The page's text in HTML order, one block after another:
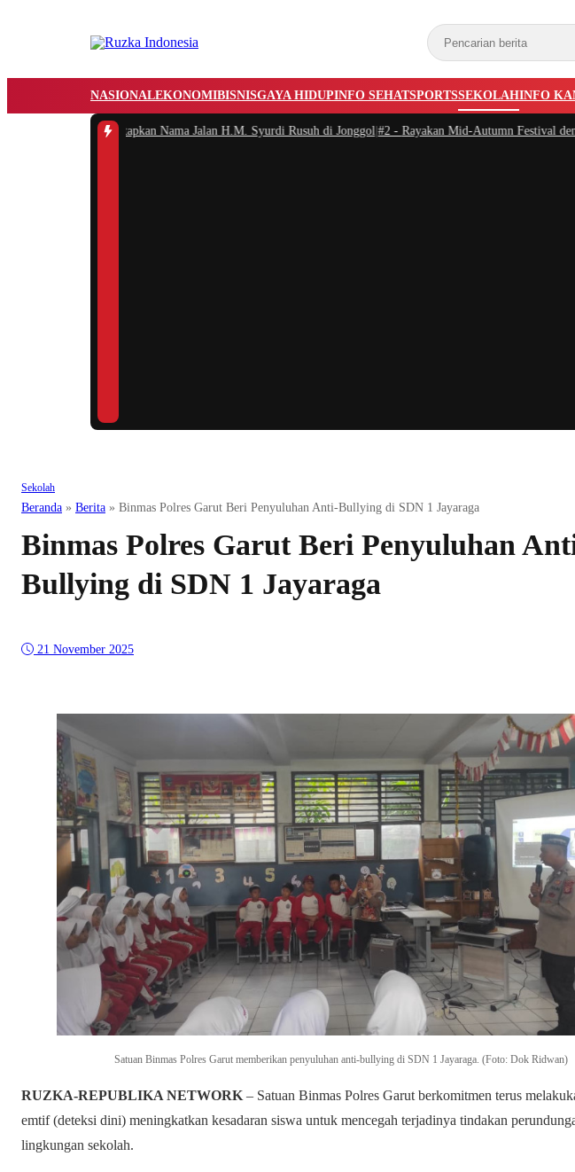
NASIONALEKONOMIBISNISGAYA HIDUPINFO SEHATSPORTSSEKOLAHINFO
Bogor Resmi Menetapkan Nama Jalan H.M. Syurdi Rusuh di Jonggol|#2 -Rayakan Mid-Autumn Festival
Sekolah
Beranda » Berita » Binmas Polres Garut Beri Penyuluhan Anti-Bullying di SDN 1 Jayaraga
Binmas Polres Garut Beri Penyuluhan
Bullying di SDN 1 Jayaraga
21 November 2025
Satuan Binmas Polres Garut memberikan penyuluhan anti-bullying di SDN 1 Jayaraga. (Foto: Dok Ridwan)
RUZKA-REPUBLIKA NETWORK – Satuan Binmas Polres Garut berkomitmen terus
emtif (deteksi dini) meningkatkan kesadaran siswa untuk mencegah terjadinya tindakan
lingkungan sekolah.